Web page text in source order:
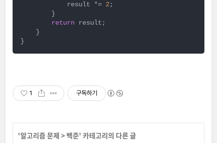
            result *=
2 ;
        }
return result;
    }
}
1 구독하기
'알고리즘 문제 > 백준' 카테고리의 다른 글